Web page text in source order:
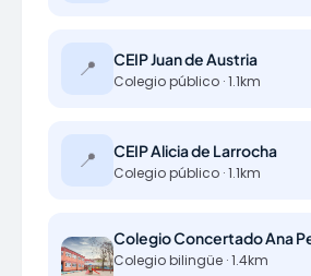
📍 CEIP Juan de Austria
Colegio público · 1.1km
📍 CEIP Alicia de Larrocha
Colegio público · 1.1km
Colegio Concertado Ana
Colegio bilingüe · 1.4km